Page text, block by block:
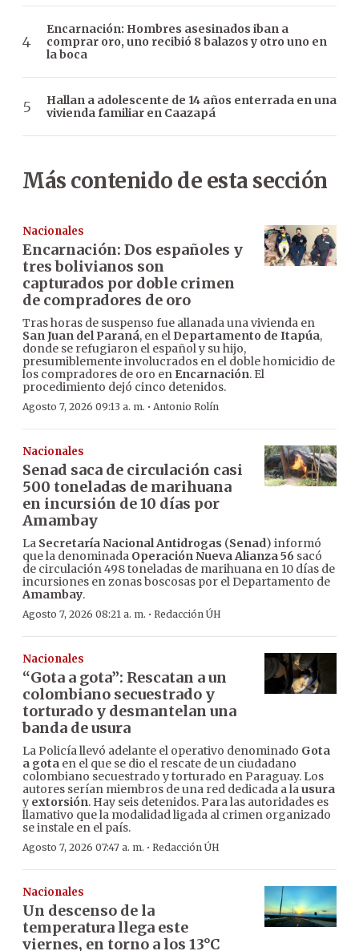
Encarnación: Hombres asesinados iban a
comprar oro, uno recibió 8 balazos y otro uno en
la boca
Hallan a adolescente de 14 años enterrada en una
vivienda familiar en Caazapá
Más contenido de esta sección
Nacionales
Encarnación: Dos españoles y
tres bolivianos son
capturados por doble crimen
de compradores de oro
Tras horas de suspenso fue allanada una vivienda en
San Juan del Paraná, en el Departamento de Itapúa,
donde se refugiaron el español y su hijo,
presumiblemente involucrados en el doble homicidio de
los compradores de oro en Encarnación. El
procedimiento dejó cinco detenidos.
Agosto 7, 2026 09:13 a. m. · Antonio Rolín
Nacionales
Senad saca de circulación casi
500 toneladas de marihuana
en incursión de 10 días por
Amambay
La Secretaría Nacional Antidrogas (Senad) informó
que la denominada Operación Nueva Alianza 56 sacó
de circulación 498 toneladas de marihuana en 10 días de
incursiones en zonas boscosas por el Departamento de
Amambay.
Agosto 7, 2026 08:21 a. m. · Redacción ÚH
Nacionales
“Gota a gota”: Rescatan a un
colombiano secuestrado y
torturado y desmantelan una
banda de usura
La Policía llevó adelante el operativo denominado Gota
a gota en el que se dio el rescate de un ciudadano
colombiano secuestrado y torturado en Paraguay. Los
autores serían miembros de una red dedicada a lausura
y extorsión. Hay seis detenidos. Para las autoridades es
llamativo que la modalidad ligada al crimen organizado
se instale en el país.
Agosto 7, 2026 07:47 a. m. · Redacción ÚH
Nacionales
Un descenso de la
temperatura llega este
viernes, en torno a los 13°C